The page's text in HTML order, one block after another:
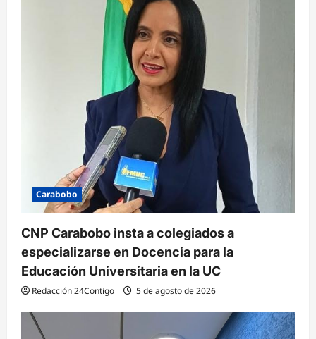
Carabobo
CNP Carabobo insta a colegiados a
especializarse en Docencia para la
Educación Universitaria en la UC
Redacción 24Contigo 5 de agosto de 2026